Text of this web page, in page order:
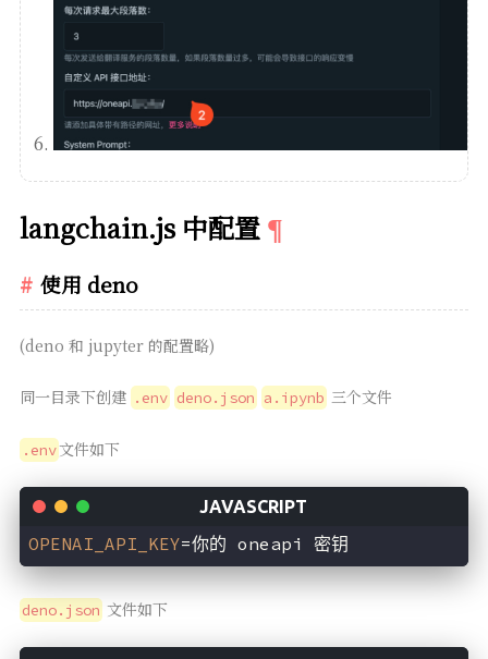
langchain.js 中配置
使用 deno
(deno 和 jupyter 的配置略)
同一目录下创建 .env deno.json a.ipynb 三个文件
.env文件如下
OPENAI_API_KEY=你的 oneapi 密钥
deno.json文件如下